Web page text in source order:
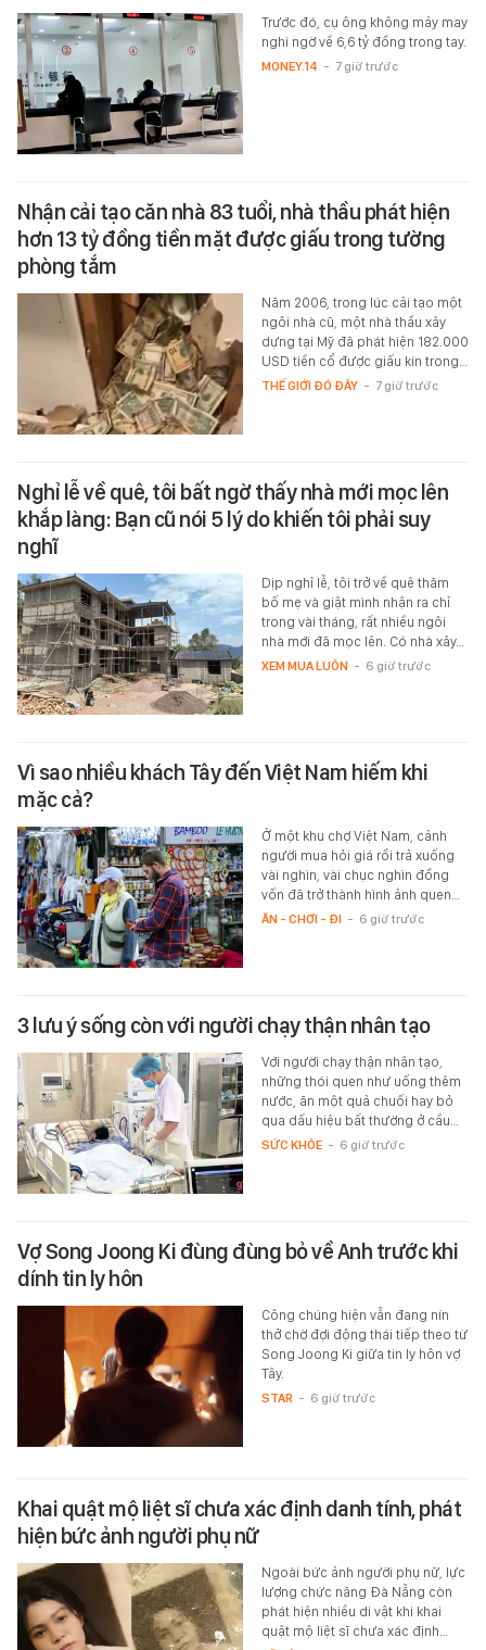
Trước đó, cụ ông không mảy may
nghi ngờ về 6,6 tỷ đồng trong tay.
MONEY.14 - 7 giờ trước
Nhận cải tạo căn nhà 83 tuổi, nhà thầu phát hiện
hơn 13 tỷ đồng tiền mặt được giấu trong tường
phòng tắm
Năm 2006, trong lúc cải tạo một
ngôi nhà cũ, một nhà thầu xây
dựng tại Mỹ đã phát hiện 182.000
USD tiền cổ được giấu kín trong…
THẾ GIỚI ĐÓ ĐÂY - 7 giờ trước
Nghỉ lễ về quê, tôi bất ngờ thấy nhà mới mọc lên
khắp làng: Bạn cũ nói 5 lý do khiến tôi phải suy
nghĩ
Dịp nghỉ lễ, tôi trở về quê thăm
bố mẹ và giật mình nhận ra chỉ
trong vài tháng, rất nhiều ngôi
nhà mới đã mọc lên. Có nhà xây…
XEM MUA LUÔN - 6 giờ trước
Vì sao nhiều khách Tây đến Việt Nam hiếm khi
mặc cả?
Ở một khu chợ Việt Nam, cảnh
người mua hỏi giá rồi trả xuống
vài nghìn, vài chục nghìn đồng
vốn đã trở thành hình ảnh quen…
ĂN - CHƠI - ĐI - 6 giờ trước
3 lưu ý sống còn với người chạy thận nhân tạo
Với người chạy thận nhân tạo,
những thói quen như uống thêm
nước, ăn một quả chuối hay bỏ
qua dấu hiệu bất thường ở cầu…
SỨC KHỎE - 6 giờ trước
Vợ Song Joong Ki đùng đùng bỏ về Anh trước khi
dính tin ly hôn
Công chúng hiện vẫn đang nín
thở chờ đợi động thái tiếp theo từ
Song Joong Ki giữa tin ly hôn vợ
Tây.
STAR - 6 giờ trước
Khai quật mộ liệt sĩ chưa xác định danh tính, phát
hiện bức ảnh người phụ nữ
Ngoài bức ảnh người phụ nữ, lực
lượng chức năng Đà Nẵng còn
phát hiện nhiều di vật khi khai
quật mộ liệt sĩ chưa xác định…